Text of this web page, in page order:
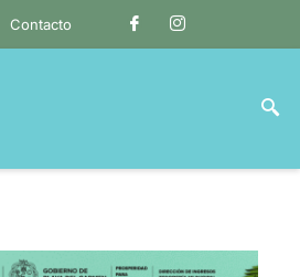
Contacto